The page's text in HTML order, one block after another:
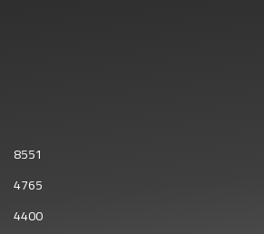
8551
4765
4400